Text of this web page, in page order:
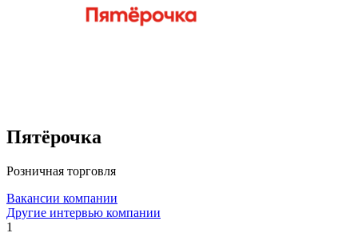
Пятёрочка
Розничная торговля
Вакансии компании
Другие интервью компании
1